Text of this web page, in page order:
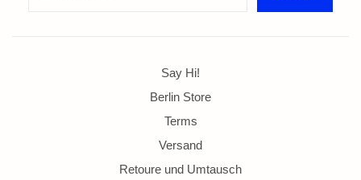
Say Hi!
Berlin Store
Terms
Versand
Retoure und Umtausch